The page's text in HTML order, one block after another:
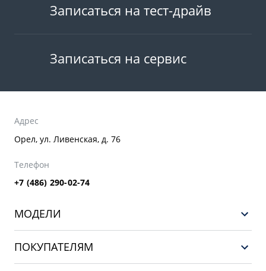
Записаться на тест-драйв
Записаться на сервис
Адрес
Орел, ул. Ливенская, д. 76
Телефон
+7 (486) 290-02-74
МОДЕЛИ
ПОКУПАТЕЛЯМ